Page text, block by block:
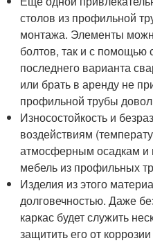
столов из профильной
монтажа. Элементы
болтов, так и с помощью
последнего варианта
или брать в аренду не
профильной трубы
Износостойкость и
воздействиям
атмосферным осадкам и
мебель из профильных
Изделия из этого
долговечностью. Даже
каркас будет служить
защитить его от